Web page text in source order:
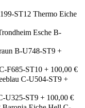
Thermo Eiche
Esche B-
B-U748-ST9 +
F685-ST10 + 100,00 €
C-U504-ST9 +
U325-ST9 + 100,00 €